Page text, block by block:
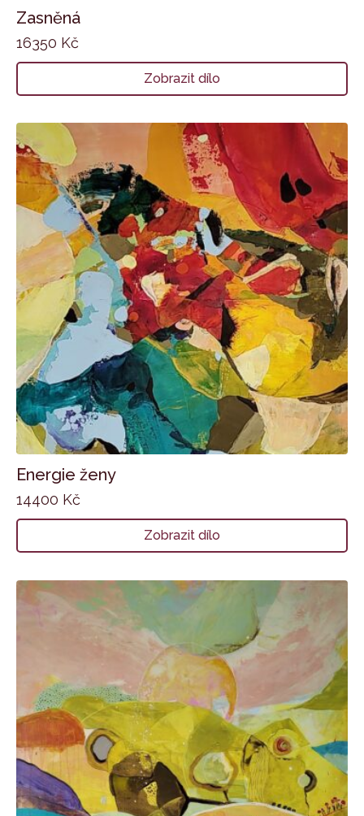
Zasněná
16350 Kč
Zobrazit dílo
Energie ženy
14400 Kč
Zobrazit dílo